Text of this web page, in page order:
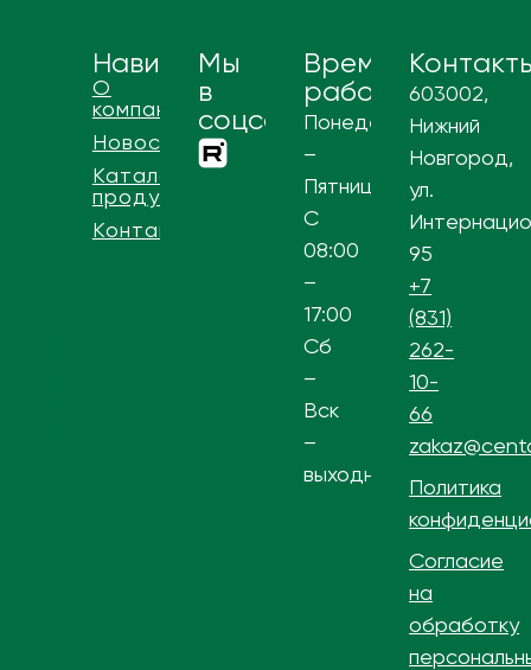
Навигация
О
компании
Новости
Каталог
продукции
Контакты
Мы
в
соцсетях
Время
работы
Понедельник
–
Пятница
С
08:00
–
17:00
Сб
–
Вск
–
выходной
603002,
Нижний
Новгород,
ул.
95
+7
(831)
262-
10-
66
Политика
Согласие
на
обработку